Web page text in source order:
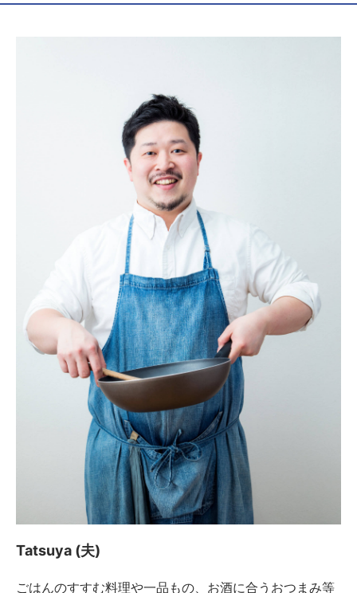
Tatsuya (夫)
ごはんのすすむ料理や一品もの、お酒に合うおつまみ等